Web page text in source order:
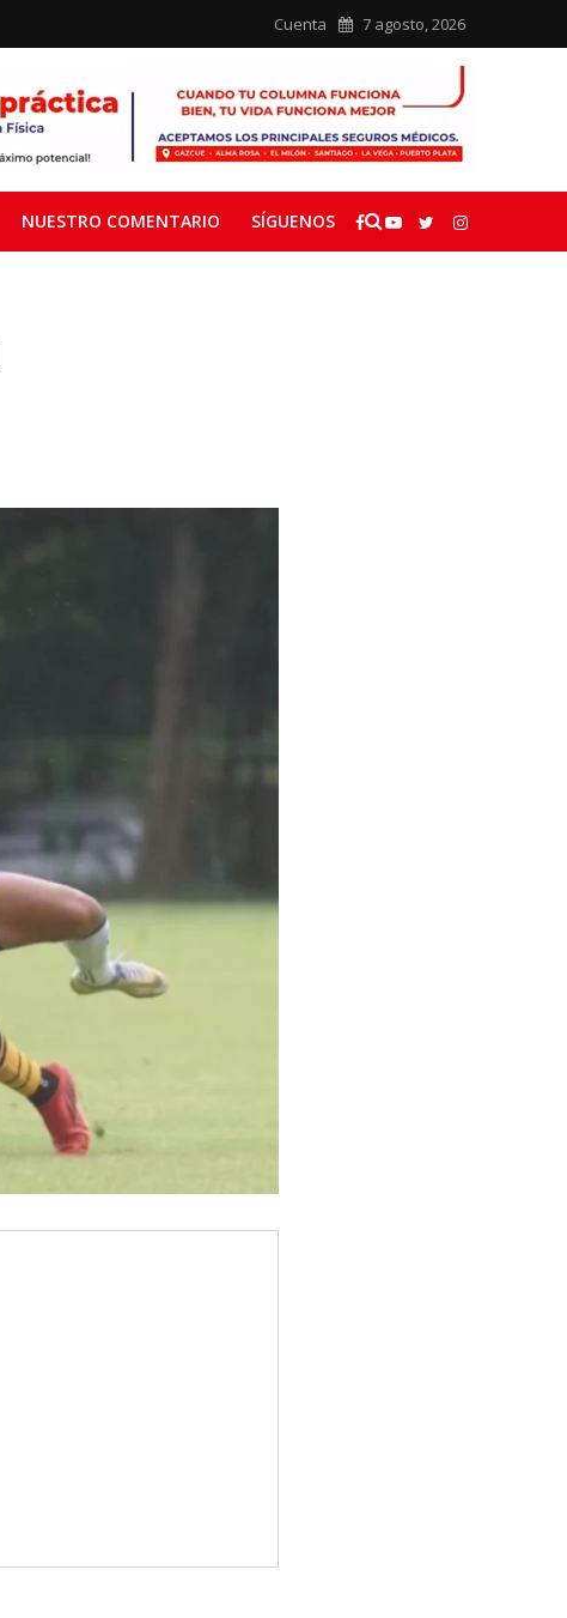
Cuenta 7 agosto, 2026
NUESTRO COMENTARIO SÍGUENOS